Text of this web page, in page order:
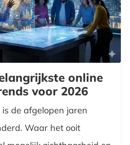
online
voor 2026
de afgelopen jaren
Waar het ooit